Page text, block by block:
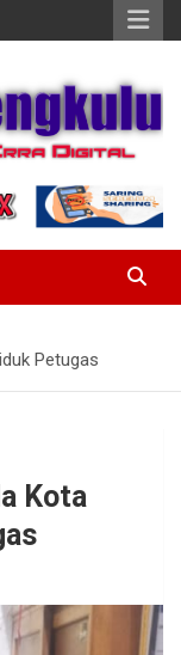
Petugas
Kota